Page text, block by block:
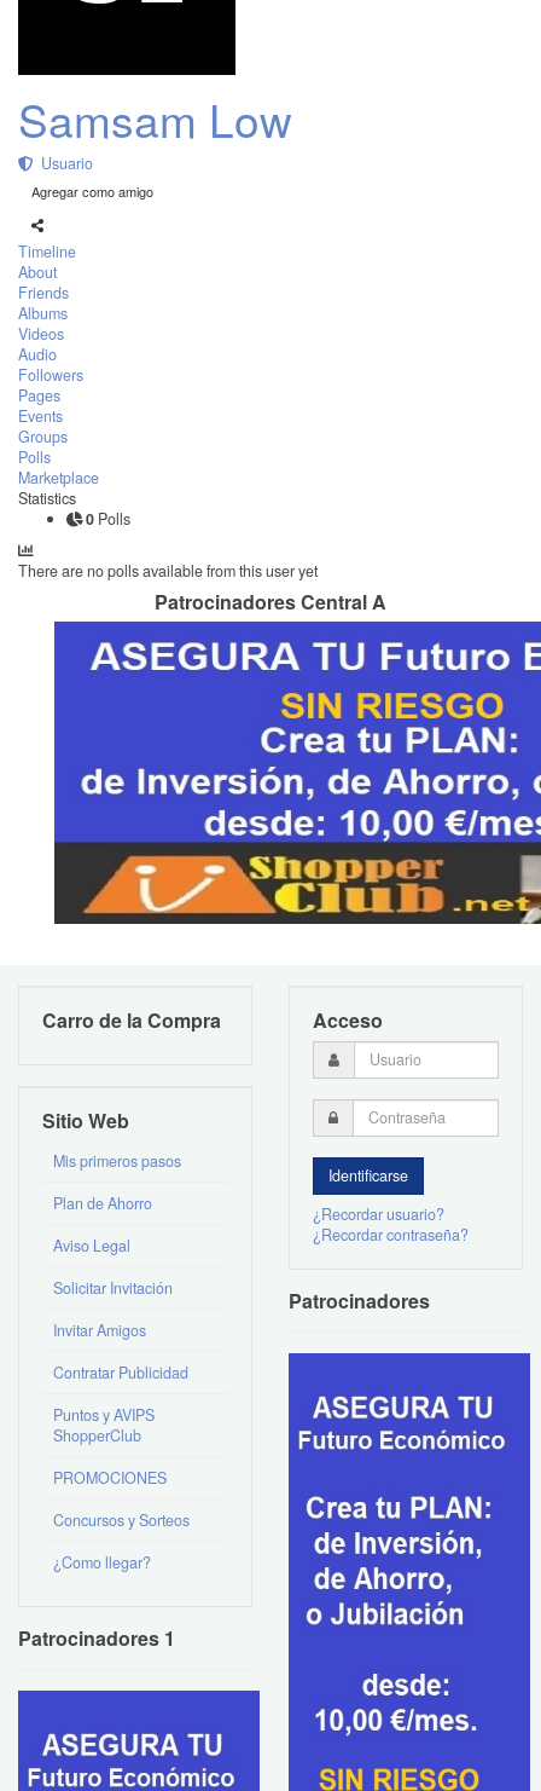
Samsam Low
Usuario
Agregar como amigo
Timeline
About
Friends
Albums
Videos
Audio
Followers
Pages
Events
Groups
Polls
Marketplace
Statistics
0 Polls
There are no polls available from this user yet
Patrocinadores Central A
Carro de la Compra
Sitio Web
Mis primeros pasos
Plan de Ahorro
Aviso Legal
Solicitar Invitación
Invitar Amigos
Contratar Publicidad
Puntos y AVIPS
ShopperClub
PROMOCIONES
Concursos y Sorteos
¿Como llegar?
Patrocinadores 1
Acceso
¿Recordar usuario?
¿Recordar contraseña?
Patrocinadores